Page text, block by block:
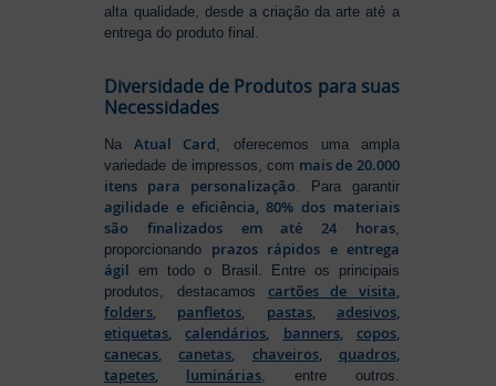
alta qualidade, desde a criação da arte até a
entrega do produto final.
Diversidade de Produtos para suas
Necessidades
NaAtual Card , oferecemos uma ampla
variedade de impressos, com mais de 20.000
itens para personalização . Para garantir
agilidade e eficiência, 80% dos materiais
são finalizados em até 24 horas,
proporcionando prazos rápidos e entrega
ágil em todo o Brasil. Entre os principais
produtos, destacamos cartões de visita
folders
panfletos pastas, adesivos,
etiquetas ,calendários banners, copos,
canecas ,canetas chaveiros, quadros,
tapetes
luminárias , entre outros.